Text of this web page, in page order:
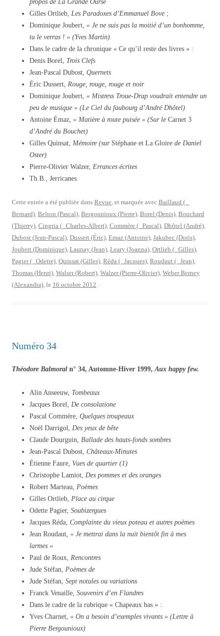
propos de La Grande Ourse
Gilles Ortlieb, Les Paradoxes d’Emmanuel Bove ;
Dominique Joubert, « Je ne suis pas la moitié d’un bonhomme,
tu le verras ! » (Yves Martin)
Dans le cadre de la chronique « Ce qu’il reste des livres » :
Denis Borel, Trois Clefs
Jean-Pascal Dubost, Quernets
Éric Dussert, Rouge, rouge, rouge et noir
Dominique Joubert, « Mistress Troue-Drap voudrait entendre un
peu de musique » (Le Ciel du faubourg d’André Dhôtel)
Antoine Émaz, « Matière à route puisée » (Sur le Carnet 3
d’André du Bouchet)
Gilles Quinsat, Mémoire (sur Stéphane et La Gloire de Daniel
Oster)
Pierre-Olivier Walzer, Errances écrites
Th.B., Jerricanes.
Cette entrée a été publiée dans Revue, et marquée avec Baillaud (
Bernard), Belton (Pascal), Bergounioux (Pierre), Borel (Denis), Bouchard
(Thierry), Cingria ( Charles-Albert), Commère ( Pascal), Dhôtel (André),
Dubost (Jean-Pascal), Dussert (Éric), Emaz (Antoine), Jakubec (Doris),
Joubert (Dominique), Launay (Jean), Leary (Joanna), Ortlieb ( Gilles),
Pagier ( Odette), Quinsat (Gilles), Réda ( Jacques), Roudaut ( Jean),
Thomas (Henri), Walser (Robert), Walzer (Pierre-Olivier), Weber Berney
(Alexandra), le 16 octobre 2012 .
Numéro 34
Théodore Balmoral n° 34, Automne-Hiver 1999,Aux happy few.
Alin Anseeuw, Tombeaux
Jacques Borel, De consolatione
Pascal Commère, Quelques troupeaux
Noël Darrigol, Des yeux de bête
Claude Dourguin, Ballade des hauts-fonds sombres
Jean-Pascal Dubost, Châteaux-Minutes
Étienne Faure, Vues de quartier (1)
Christophe Lamiot, Des pommes et des oranges
Robert Marteau, Poèmes
Gilles Ortlieb, Place au cirque
Odette Pagier, Soubizergues
Jacques Réda, Complainte du vieux poteau et autres poèmes
Jean Roudaut, « Je mettrai dans la nuit bientôt fin à mes
larmes »
Paul de Roux, Rencontres
Jude Stéfan, Poèmes de
Jude Stéfan, Sept notules ou variations
Franck Venaille, Souvenirs d’en Flandres
Dans le cadre de la rubrique « Chapeaux bas » :
Yves Charnet, « On a besoin d’exemples vivants » (Lettre à
Pierre Bergounioux)